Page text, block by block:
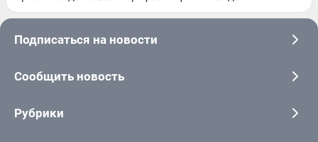
Подписаться на новости
Сообщить новость
Рубрики